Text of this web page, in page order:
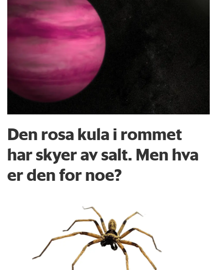
Den rosa kula i rommet
har skyer av salt. Men hva
er den for noe?